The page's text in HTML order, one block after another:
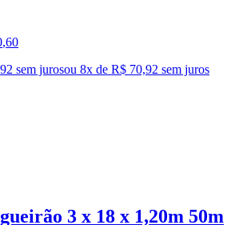
,60
sem jurosou 8x de R$ 70,92 sem juros
3 x 18 x 1,20m 50m